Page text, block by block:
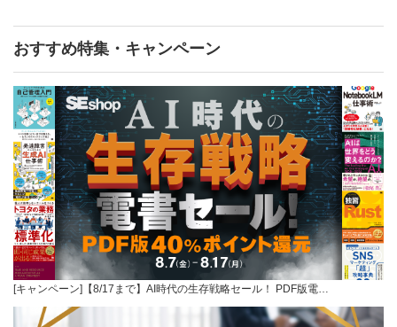
おすすめ特集・キャンペーン
[キャンペーン]【8/17まで】AI時代の生存戦略セール！ PDF版電…